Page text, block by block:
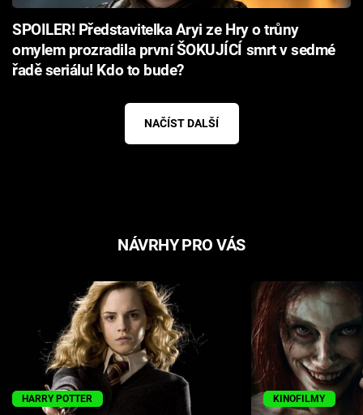
SPOILER! Představitelka Aryi ze Hry o trůny
omylem prozradila první ŠOKUJÍCÍ smrt v sedmé
řadě seriálu! Kdo to bude?
NAČÍST DALŠÍ
NÁVRHY PRO VÁS
HARRY POTTER KINOFILMY